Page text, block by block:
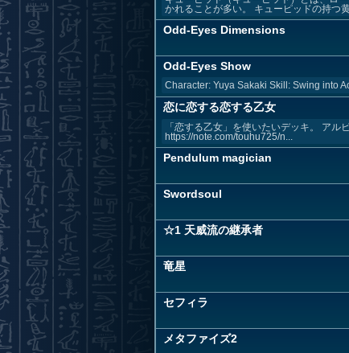
かれることが多い。 キューピッドの持つ
Odd-Eyes Dimensions
Odd-Eyes Show
Character: Yuya Sakaki Skill: Swing into
恋に恋する恋する乙女
「恋する乙女」を使いたいデッキ。 ア
https://note.com/touhu725/n...
Pendulum magician
Swordsoul
☆1 天威流の継承者
竜星
セフィラ
メタファイズ2